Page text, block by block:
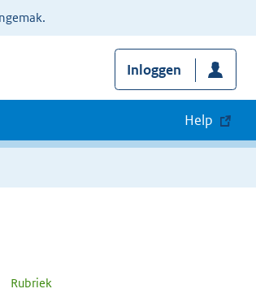
Inloggen
Help
Rubriek